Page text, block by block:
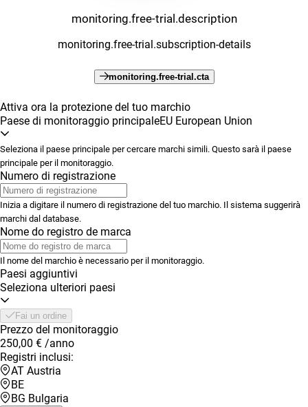
monitoring.free-trial.description
monitoring.free-trial.subscription-details
monitoring.free-trial.cta
Attiva ora la protezione del tuo marchio
Paese di monitoraggio principaleEU European Union
Seleziona il paese principale per cercare marchi simili. Questo sarà il paese
principale per il monitoraggio.
Numero di registrazione
Inizia a digitare il numero di registrazione del tuo marchio. Il sistema suggerirà
marchi dal database.
Nome do registro de marca
Il nome del marchio è necessario per il monitoraggio.
Paesi aggiuntivi
Seleziona ulteriori paesi
Fai un ordine
Prezzo del monitoraggio
250,00 € /anno
Registri inclusi:
AT Austria
BE
BG Bulgaria